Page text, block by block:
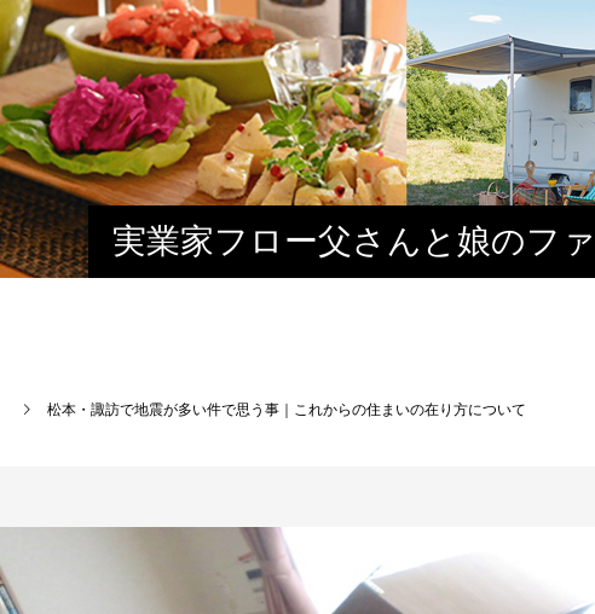
実業家フロー父さんと娘のフ
松本・諏訪で地震が多い件で思う事｜これからの住まいの在り方について